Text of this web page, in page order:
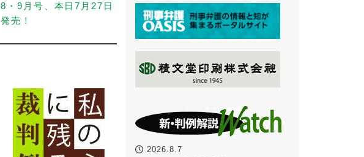
8・9月号、本日7月27日
発売！
2026.8.7